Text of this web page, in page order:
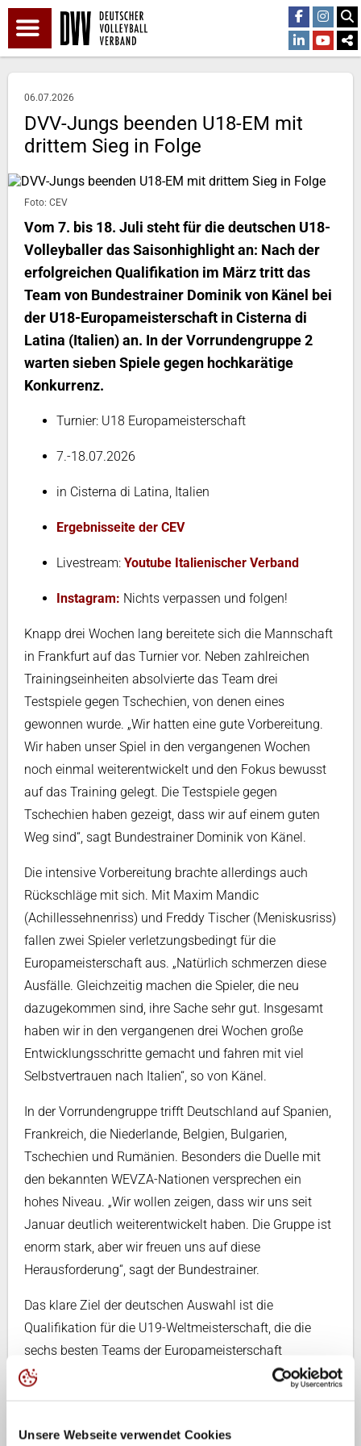
Unsere Webseite verwendet Cookies
06.07.2026
DVV-Jungs beenden U18-EM mit
drittem Sieg in Folge
Foto: CEV
Vom 7. bis 18. Juli steht für die deutschen U18-
Volleyballer das Saisonhighlight an: Nach der
erfolgreichen Qualifikation im März tritt das
Team von Bundestrainer Dominik von Känel bei
der U18-Europameisterschaft in Cisterna di
Latina (Italien) an. In der Vorrundengruppe 2
warten sieben Spiele gegen hochkarätige
Konkurrenz.
Turnier: U18 Europameisterschaft
7.-18.07.2026
in Cisterna di Latina, Italien
Ergebnisseite der CEV
Livestream: Youtube Italienischer Verband
Instagram: Nichts verpassen und folgen!
Knapp drei Wochen lang bereitete sich die Mannschaft
in Frankfurt auf das Turnier vor. Neben zahlreichen
Trainingseinheiten absolvierte das Team drei
Testspiele gegen Tschechien, von denen eines
gewonnen wurde. „Wir hatten eine gute Vorbereitung.
Wir haben unser Spiel in den vergangenen Wochen
noch einmal weiterentwickelt und den Fokus bewusst
auf das Training gelegt. Die Testspiele gegen
Tschechien haben gezeigt, dass wir auf einem guten
Weg sind“, sagt Bundestrainer Dominik von Känel.
Die intensive Vorbereitung brachte allerdings auch
Rückschläge mit sich. Mit Maxim Mandic
(Achillessehnenriss) und Freddy Tischer (Meniskusriss)
fallen zwei Spieler verletzungsbedingt für die
Europameisterschaft aus. „Natürlich schmerzen diese
Ausfälle. Gleichzeitig machen die Spieler, die neu
dazugekommen sind, ihre Sache sehr gut. Insgesamt
haben wir in den vergangenen drei Wochen große
Entwicklungsschritte gemacht und fahren mit viel
Selbstvertrauen nach Italien“, so von Känel.
In der Vorrundengruppe trifft Deutschland auf Spanien,
Frankreich, die Niederlande, Belgien, Bulgarien,
Tschechien und Rumänien. Besonders die Duelle mit
den bekannten WEVZA-Nationen versprechen ein
hohes Niveau. „Wir wollen zeigen, dass wir uns seit
Januar deutlich weiterentwickelt haben. Die Gruppe ist
enorm stark, aber wir freuen uns auf diese
Herausforderung“, sagt der Bundestrainer.
Das klare Ziel der deutschen Auswahl ist die
Qualifikation für die U19-Weltmeisterschaft, die die
sechs besten Teams der Europameisterschaft
erreichen. „Wir arbeiten jeden Tag hart dafür und wollen